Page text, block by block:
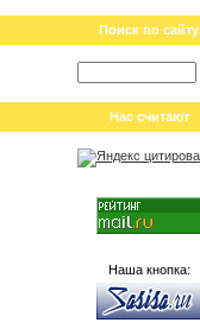
Поиск по сайту
Нас считают
Наша кнопка: